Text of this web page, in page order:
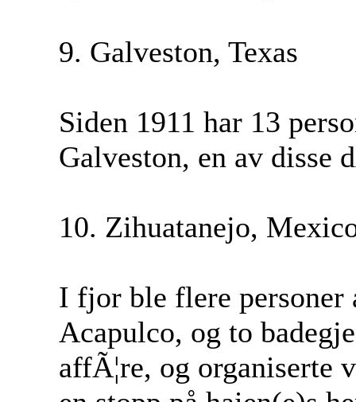
9. Galveston, Texas
Siden 1911 har 13
Galveston, en av disse
10. Zihuatanejo,
I fjor ble flere personer
Acapulco, og to
affÃ¦re, og organiserte